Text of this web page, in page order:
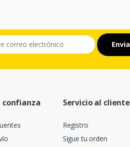
confianza Servicio al cliente
Registro
Sigue tu orden